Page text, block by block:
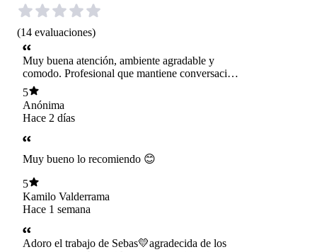
(14 evaluaciones)
Muy buena atención, ambiente agradable y
comodo. Profesional que mantiene conversacion
ludica permitiendo reflexionar y darte cuenta de
lo que acongoja
5
Anónima
Hace 2 días
Muy bueno lo recomiendo 😊
5
Kamilo Valderrama
Hace 1 semana
Adoro el trabajo de Sebas💛agradecida de los